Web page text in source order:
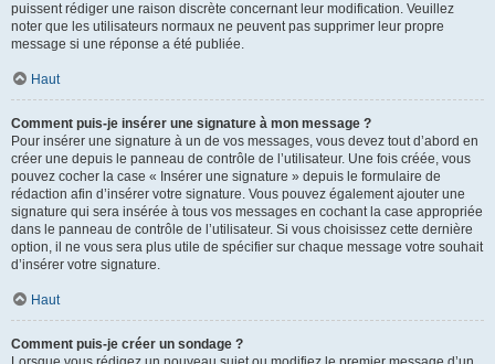
puissent rédiger une raison discrète concernant leur modification. Veuillez
noter que les utilisateurs normaux ne peuvent pas supprimer leur propre
message si une réponse a été publiée.
Haut
Comment puis-je insérer une signature à mon message ?
Pour insérer une signature à un de vos messages, vous devez tout d’abord en
créer une depuis le panneau de contrôle de l’utilisateur. Une fois créée, vous
pouvez cocher la case « Insérer une signature » depuis le formulaire de
rédaction afin d’insérer votre signature. Vous pouvez également ajouter une
signature qui sera insérée à tous vos messages en cochant la case appropriée
dans le panneau de contrôle de l’utilisateur. Si vous choisissez cette dernière
option, il ne vous sera plus utile de spécifier sur chaque message votre souhait
d’insérer votre signature.
Haut
Comment puis-je créer un sondage ?